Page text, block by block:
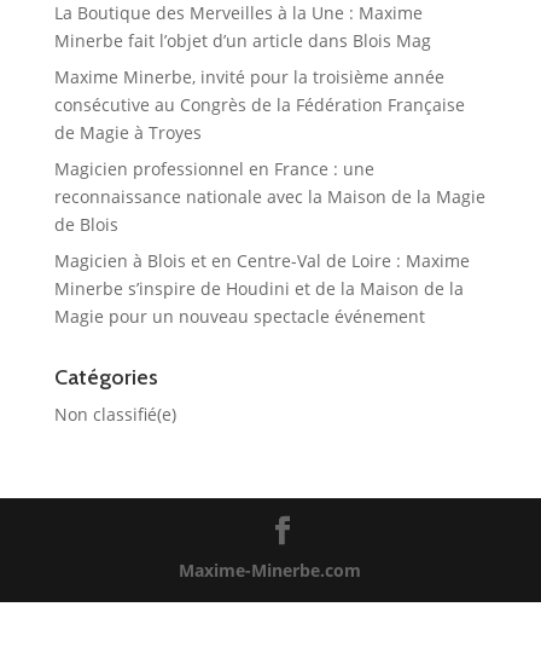
La Boutique des Merveilles à la Une : Maxime
Minerbe fait l’objet d’un article dans Blois Mag
Maxime Minerbe, invité pour la troisième année
consécutive au Congrès de la Fédération Française
de Magie à Troyes
Magicien professionnel en France : une
reconnaissance nationale avec la Maison de la Magie
de Blois
Magicien à Blois et en Centre-Val de Loire : Maxime
Minerbe s’inspire de Houdini et de la Maison de la
Magie pour un nouveau spectacle événement
Catégories
Non classifié(e)
Maxime-Minerbe.com